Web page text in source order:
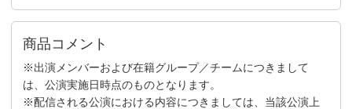
商品コメント
※出演メンバーおよび在籍グループ／チームにつきまして
は、公演実施日時点のものとなります。
※配信される公演における内容につきましては、当該公演上